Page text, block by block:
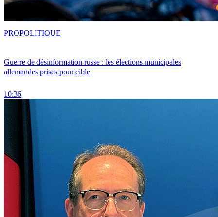
Guerre de désinformation russe : les élections municipales
allemandes prises pour cible
10:36
PROPOLITIQUE